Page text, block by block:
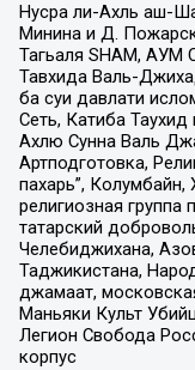
Нусра ли-Ахль аш-
Минина и Д.
Тагьаля SHAM,
Тавхида Валь-
ба суи давлати
Сеть, Катиба
Ахлю Сунна Валь
Артподготовка,
пахарь”,
религиозная группа
татарский
Челебиджихана,
Таджикистана,
джамаат,
Маньяки Культ
Легион Свобода
корпус